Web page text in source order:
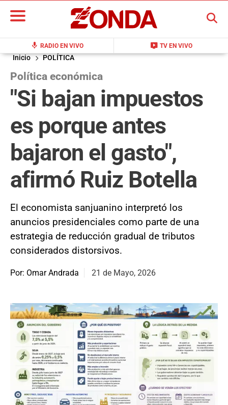
mic RADIO EN VIVO live_tv TV EN VIVO
BUSCAR
Inicio POLÍTICA
Política económica
"Si bajan impuestos
es porque antes
bajaron el gasto",
afirmó Ruiz Botella
El economista sanjuanino interpretó los
anuncios presidenciales como parte de una
estrategia de reducción gradual de tributos
considerados distorsivos.
Por: Omar Andrada 21 de Mayo, 2026